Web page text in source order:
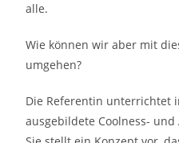
alle.
Wie können wir aber mit
umgehen?
Die Referentin unterrichtet
ausgebildete Coolness-